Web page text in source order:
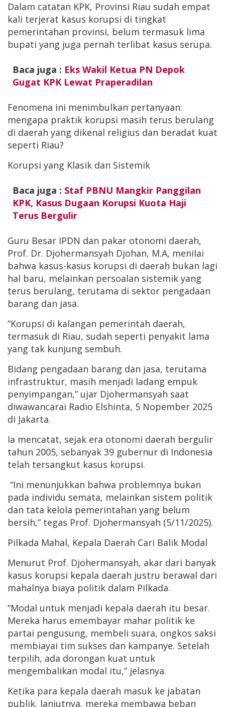
Dalam catatan KPK, Provinsi Riau sudah empat
kali terjerat kasus korupsi di tingkat
pemerintahan provinsi, belum termasuk lima
bupati yang juga pernah terlibat kasus serupa.
Baca juga : Eks Wakil Ketua PN Depok
Gugat KPK Lewat Praperadilan
Fenomena ini menimbulkan pertanyaan:
mengapa praktik korupsi masih terus berulang
di daerah yang dikenal religius dan beradat kuat
seperti Riau?
Korupsi yang Klasik dan Sistemik
Baca juga : Staf PBNU Mangkir Panggilan
KPK, Kasus Dugaan Korupsi Kuota Haji
Terus Bergulir
Guru Besar IPDN dan pakar otonomi daerah,
Prof. Dr. Djohermansyah Djohan, M.A, menilai
bahwa kasus-kasus korupsi di daerah bukan lagi
hal baru, melainkan persoalan sistemik yang
terus berulang, terutama di sektor pengadaan
barang dan jasa.
“Korupsi di kalangan pemerintah daerah,
termasuk di Riau, sudah seperti penyakit lama
yang tak kunjung sembuh.
Bidang pengadaan barang dan jasa, terutama
infrastruktur, masih menjadi ladang empuk
penyimpangan,” ujar Djohermansyah saat
diwawancarai Radio Elshinta, 5 Nopember 2025
di Jakarta.
Ia mencatat, sejak era otonomi daerah bergulir
tahun 2005, sebanyak 39 gubernur di Indonesia
telah tersangkut kasus korupsi.
“Ini menunjukkan bahwa problemnya bukan
pada individu semata, melainkan sistem politik
dan tata kelola pemerintahan yang belum
bersih,” tegas Prof. Djohermansyah (5/11/2025).
Pilkada Mahal, Kepala Daerah Cari Balik Modal
Menurut Prof. Djohermansyah, akar dari banyak
kasus korupsi kepala daerah justru berawal dari
mahalnya biaya politik dalam Pilkada.
“Modal untuk menjadi kepala daerah itu besar.
Mereka harus emembayar mahar politik ke
partai pengusung, membeli suara, ongkos saksi
membiayai tim sukses dan kampanye. Setelah
terpilih, ada dorongan kuat untuk
mengembalikan modal itu,” jelasnya.
Ketika para kepala daerah masuk ke jabatan
publik, lanjutnya, mereka membawa beban